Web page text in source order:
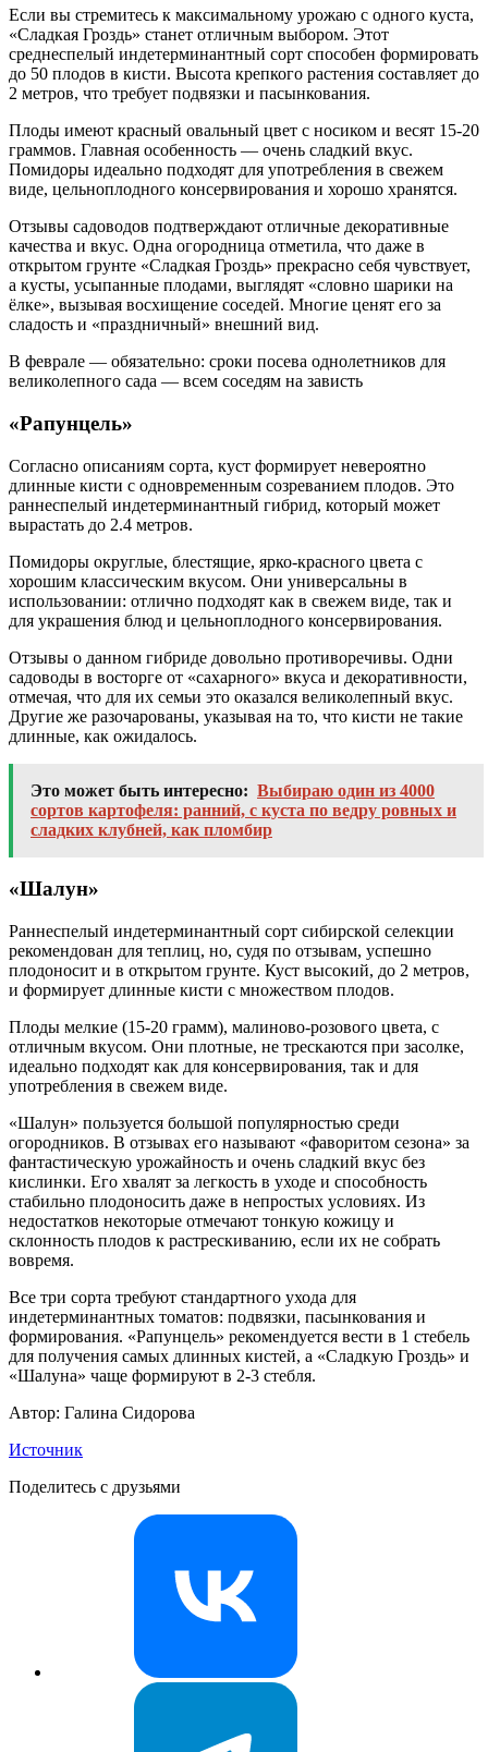
Если вы стремитесь к максимальному урожаю с одного куста,
«Сладкая Гроздь» станет отличным выбором. Этот
среднеспелый индетерминантный сорт способен формировать
до 50 плодов в кисти. Высота крепкого растения составляет до
2 метров, что требует подвязки и пасынкования.
Плоды имеют красный овальный цвет с носиком и весят 15-20
граммов. Главная особенность — очень сладкий вкус.
Помидоры идеально подходят для употребления в свежем
виде, цельноплодного консервирования и хорошо хранятся.
Отзывы садоводов подтверждают отличные декоративные
качества и вкус. Одна огородница отметила, что даже в
открытом грунте «Сладкая Гроздь» прекрасно себя чувствует,
а кусты, усыпанные плодами, выглядят «словно шарики на
ёлке», вызывая восхищение соседей. Многие ценят его за
сладость и «праздничный» внешний вид.
В феврале — обязательно: сроки посева однолетников для
великолепного сада — всем соседям на зависть
«Рапунцель»
Согласно описаниям сорта, куст формирует невероятно
длинные кисти с одновременным созреванием плодов. Это
раннеспелый индетерминантный гибрид, который может
вырастать до 2.4 метров.
Помидоры округлые, блестящие, ярко-красного цвета с
хорошим классическим вкусом. Они универсальны в
использовании: отлично подходят как в свежем виде, так и
для украшения блюд и цельноплодного консервирования.
Отзывы о данном гибриде довольно противоречивы. Одни
садоводы в восторге от «сахарного» вкуса и декоративности,
отмечая, что для их семьи это оказался великолепный вкус.
Другие же разочарованы, указывая на то, что кисти не такие
длинные, как ожидалось.
Это может быть интересно: Выбираю один из 4000
сортов картофеля: ранний, с куста по ведру ровных и
сладких клубней, как пломбир
«Шалун»
Раннеспелый индетерминантный сорт сибирской селекции
рекомендован для теплиц, но, судя по отзывам, успешно
плодоносит и в открытом грунте. Куст высокий, до 2 метров,
и формирует длинные кисти с множеством плодов.
Плоды мелкие (15-20 грамм), малиново-розового цвета, с
отличным вкусом. Они плотные, не трескаются при засолке,
идеально подходят как для консервирования, так и для
употребления в свежем виде.
«Шалун» пользуется большой популярностью среди
огородников. В отзывах его называют «фаворитом сезона» за
фантастическую урожайность и очень сладкий вкус без
кислинки. Его хвалят за легкость в уходе и способность
стабильно плодоносить даже в непростых условиях. Из
недостатков некоторые отмечают тонкую кожицу и
склонность плодов к растрескиванию, если их не собрать
вовремя.
Все три сорта требуют стандартного ухода для
индетерминантных томатов: подвязки, пасынкования и
формирования. «Рапунцель» рекомендуется вести в 1 стебель
для получения самых длинных кистей, а «Сладкую Гроздь» и
«Шалуна» чаще формируют в 2-3 стебля.
Автор: Галина Сидорова
Источник
Поделитесь с друзьями